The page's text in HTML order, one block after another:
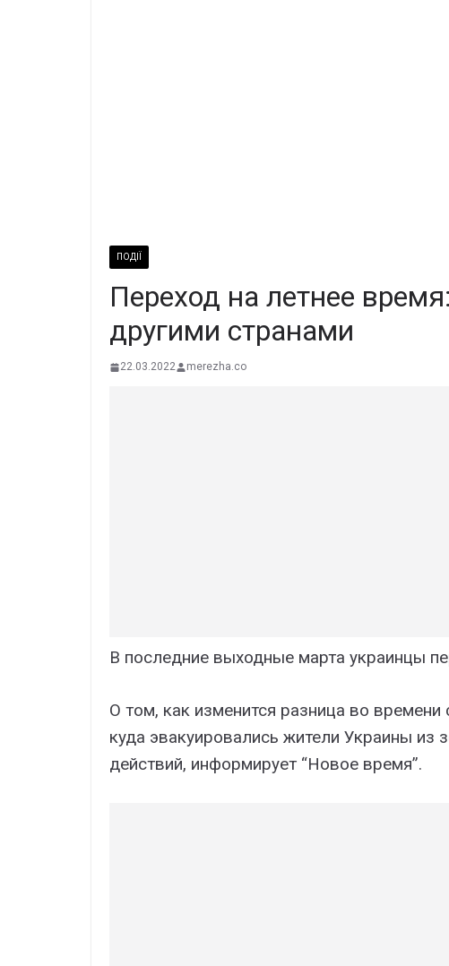
ПОДІЇ
Переход на летнее
другими странами
22.03.2022 merezha.co
В последние выходные марта украинцы
О том, как изменится разница во
куда эвакуировались жители Украины из
действий, информирует “Новое время”.